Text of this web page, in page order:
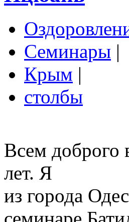
Семинары |
Крым |
столбы
Всем доброго
лет. Я
из города